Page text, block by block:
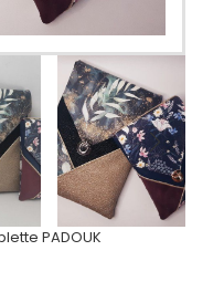
PADOUK